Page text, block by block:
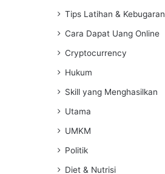
Tips Latihan & Kebugaran
Cara Dapat Uang Online
Cryptocurrency
Hukum
Skill yang Menghasilkan
Utama
UMKM
Politik
Diet & Nutrisi